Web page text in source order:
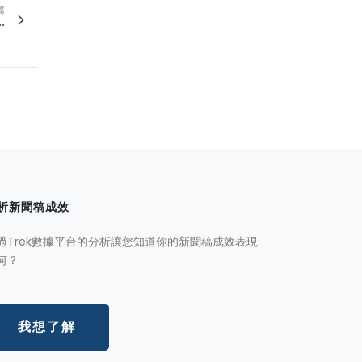
新聞稿成效
Trek數據平台的分析讓您知道你的新聞稿成效表現
？
我想了解